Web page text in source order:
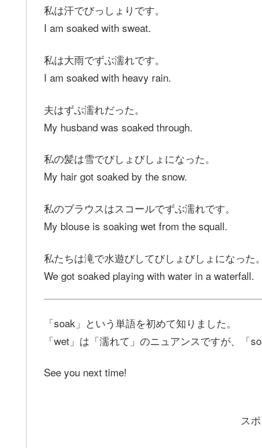
私は汗でびっしょりです。
I am soaked with sweat.
私は大雨でずぶ濡れです。
I am soaked with heavy rain.
夫はずぶ濡れだった。
My husband was soaked through.
私の髪は雪でびしょびしょになった。
My hair got soaked by the snow.
私のブラウスはスコールでずぶ濡れです。
My blouse is soaking wet from the squall.
私たちは滝で水遊びしてびしょびしょになった。
We got soaked playing with water in a waterfall.
「soak」という単語を初めて知りました。
「wet」は「濡れて」のニュアンスですが、「
See you next time!
ス